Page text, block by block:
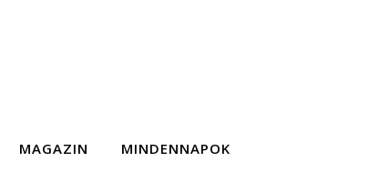
MAGAZIN MINDENNAPOK